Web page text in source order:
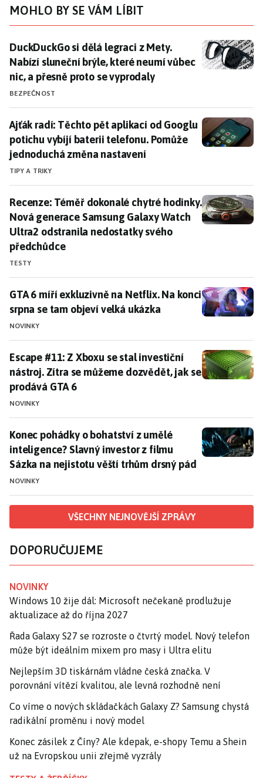
MOHLO BY SE VÁM LÍBIT
DuckDuckGo si dělá legraci z Mety. Nabízí sluneční
DuckDuckGo si dělá legraci z Mety.
Nabízí sluneční brýle, které neumí vůbec
nic, a přesně proto se vyprodaly
BEZPEČNOST
Ajťák radí: Těchto pět aplikací od Googlu potichu
Ajťák radí: Těchto pět aplikací od Googlu
potichu vybíjí baterii telefonu. Pomůže
jednoduchá změna nastavení
TIPY A TRIKY
Recenze: Téměř dokonalé chytré hodinky. Nová
Recenze: Téměř dokonalé chytré hodinky.
Nová generace Samsung Galaxy Watch
Ultra2 odstranila nedostatky svého
předchůdce
TESTY
GTA 6 míří exkluzivně na Netflix. Na konci srpna se
GTA 6 míří exkluzivně na Netflix. Na konci
srpna se tam objeví velká ukázka
NOVINKY
Escape #11: Z Xboxu se stal investiční nástroj. Zítra
Escape #11: Z Xboxu se stal investiční
nástroj. Zítra se můžeme dozvědět, jak se
prodává GTA 6
NOVINKY
Konec pohádky o bohatství z umělé inteligence?
Konec pohádky o bohatství z umělé
inteligence? Slavný investor z filmu
Sázka na nejistotu věští trhům drsný pád
NOVINKY
VŠECHNY NEJNOVĚJŠÍ ZPRÁVY
DOPORUČUJEME
NOVINKY
Windows 10 žije dál: Microsoft nečekaně prodlužuje
aktualizace až do října 2027
Řada Galaxy S27 se rozroste o čtvrtý model. Nový telefon
může být ideálním mixem pro masy i Ultra elitu
Nejlepším 3D tiskárnám vládne česká značka. V
porovnání vítězí kvalitou, ale levná rozhodně není
Co víme o nových skládačkách Galaxy Z? Samsung chystá
radikální proměnu i nový model
Konec zásilek z Číny? Ale kdepak, e-shopy Temu a Shein
už na Evropskou unii zřejmě vyzrály